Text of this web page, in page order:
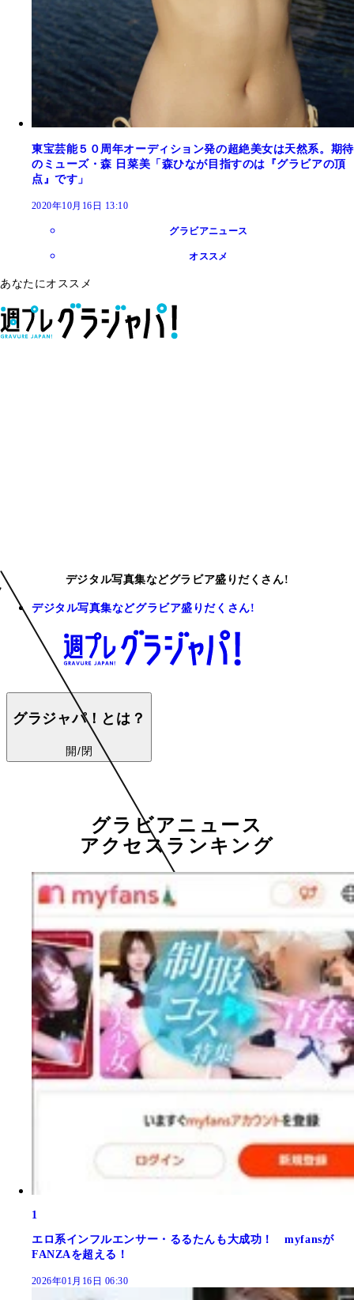
東宝芸能５０周年オーディション発の超絶美女は天然系。期待
のミューズ・森 日菜美「森ひなが目指すのは『グラビアの頂
点』です」
2020年10月16日 13:10
グラビアニュース
オススメ
あなたにオススメ
デジタル写真集などグラビア盛りだくさん!
デジタル写真集などグラビア盛りだくさん!
グラジャパ！とは？
開/閉
グラビアニュース
アクセスランキング
1
エロ系インフルエンサー・るるたんも大成功！ myfansが
FANZAを超える！
2026年01月16日 06:30